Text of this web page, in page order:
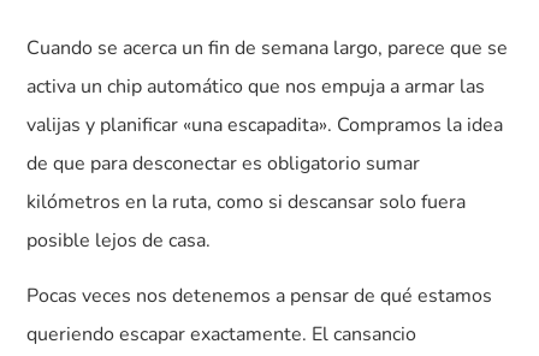
Cuando se acerca un fin de semana largo, parece que se
activa un chip automático que nos empuja a armar las
valijas y planificar «una escapadita». Compramos la idea
de que para desconectar es obligatorio sumar
kilómetros en la ruta, como si descansar solo fuera
posible lejos de casa.
Pocas veces nos detenemos a pensar de qué estamos
queriendo escapar exactamente. El cansancio